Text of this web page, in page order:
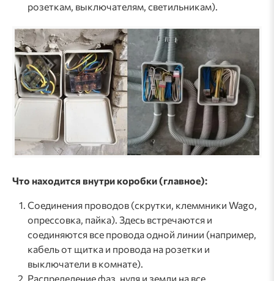
розеткам, выключателям, светильникам).
Что находится внутри коробки (главное):
Соединения проводов (скрутки, клеммники Wago,
опрессовка, пайка). Здесь встречаются и
соединяются все провода одной линии (например,
кабель от щитка и провода на розетки и
выключатели в комнате).
Распределение фаз, нуля и земли на все